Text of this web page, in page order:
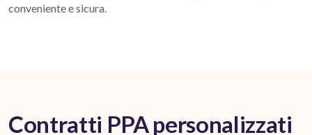
conveniente e sicura.
Contratti PPA personalizzati